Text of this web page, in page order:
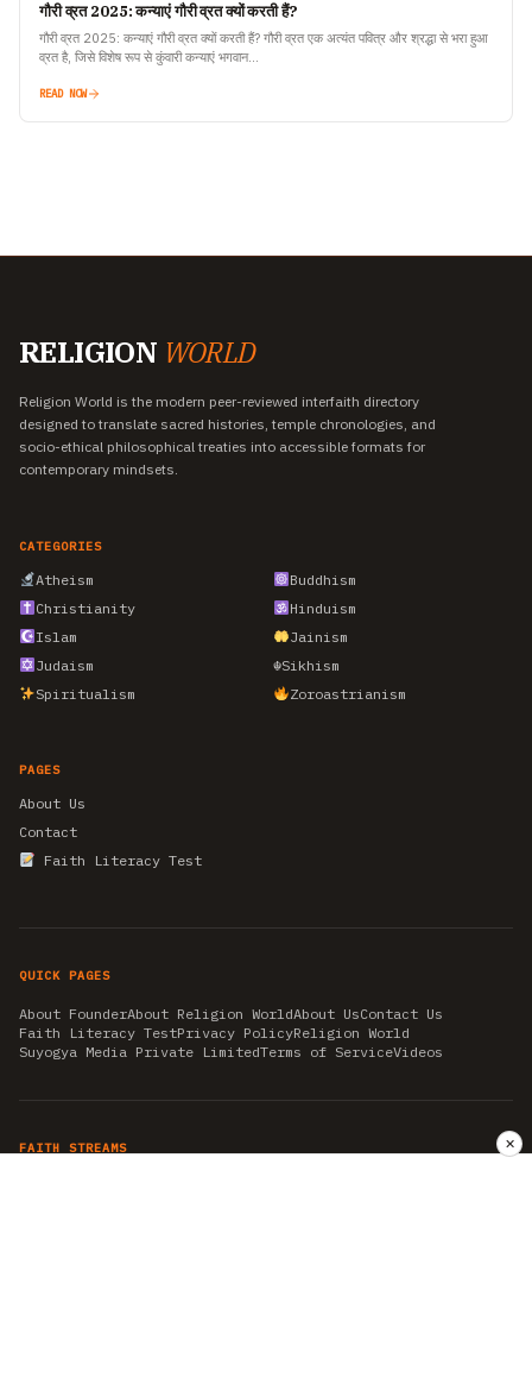
गौरी व्रत 2025: कन्याएं गौरी व्रत क्यों करती हैं?
गौरी व्रत 2025: कन्याएं गौरी व्रत क्यों करती हैं? गौरी व्रत एक अत्यंत पवित्र और श्रद्धा से भरा हुआ
व्रत है, जिसे विशेष रूप से कुंवारी कन्याएं भगवान…
READ NOW
RELIGION WORLD
Religion World is the modern peer-reviewed interfaith directory
designed to translate sacred histories, temple chronologies, and
socio-ethical philosophical treaties into accessible formats for
contemporary mindsets.
CATEGORIES
Atheism
Buddhism
Christianity
Hinduism
Islam
Jainism
Judaism
☬Sikhism
Spiritualism
Zoroastrianism
PAGES
About Us
Contact
Faith Literacy Test
QUICK PAGES
About FounderAbout Religion WorldAbout UsContact Us
Faith Literacy TestPrivacy PolicyReligion World
Suyogya Media Private LimitedTerms of ServiceVideos
FAITH STREAMS ✕